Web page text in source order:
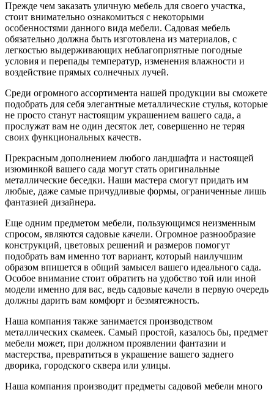
Прежде чем заказать уличную мебель для своего участка,
стоит внимательно ознакомиться с некоторыми
особенностями данного вида мебели. Садовая мебель
обязательно должна быть изготовлена из материалов, с
легкостью выдерживающих неблагоприятные погодные
условия и перепады температур, изменения влажности и
воздействие прямых солнечных лучей.
Среди огромного ассортимента нашей продукции вы сможете
подобрать для себя элегантные металлические стулья, которые
не просто станут настоящим украшением вашего сада, а
прослужат вам не один десяток лет, совершенно не теряя
своих функциональных качеств.
Прекрасным дополнением любого ландшафта и настоящей
изюминкой вашего сада могут стать оригинальные
металлические беседки. Наши мастера смогут придать им
любые, даже самые причудливые формы, ограниченные лишь
фантазией дизайнера.
Еще одним предметом мебели, пользующимся неизменным
спросом, являются садовые качели. Огромное разнообразие
конструкций, цветовых решений и размеров помогут
подобрать вам именно тот вариант, который наилучшим
образом впишется в общий замысел вашего идеального сада.
Особое внимание стоит обратить на удобство той или иной
модели именно для вас, ведь садовые качели в первую очередь
должны дарить вам комфорт и безмятежность.
Наша компания также занимается производством
металлических скамеек. Самый простой, казалось бы, предмет
мебели может, при должном проявлении фантазии и
мастерства, превратиться в украшение вашего заднего
дворика, городского сквера или улицы.
Наша компания производит предметы садовой мебели много